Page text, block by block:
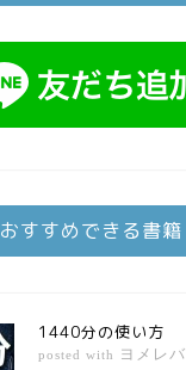
おすすめできる書籍
1440分の使い方
posted with ヨメレバ